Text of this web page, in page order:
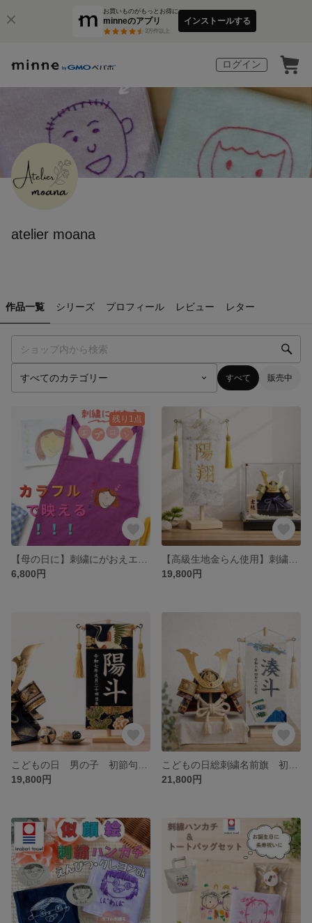
お買いものがもっとお得に
minneのアプリ
3万件以上
インストールする
ログイン
atelier moana
作品一覧 シリーズ プロフィール レビュー レター
すべて 販売中
残り1点
6,800円
19,800円
19,800円
21,800円